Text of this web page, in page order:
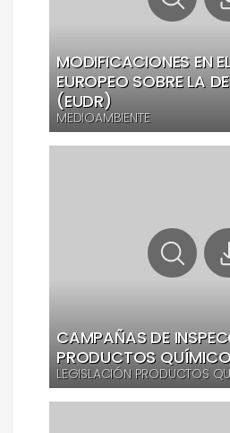
MODIFICACIONES EN
EUROPEO SOBRE LA
(EUDR)
MEDIOAMBIENTE
CAMPAÑAS DE
PRODUCTOS
LEGISLACIÓN PRODUCTOS